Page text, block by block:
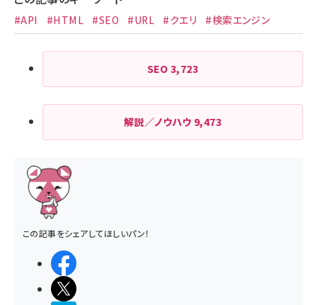
#API #HTML #SEO #URL #クエリ #検索エンジン
SEO 3,723
解説／ノウハウ 9,473
この記事をシェアしてほしいパン！